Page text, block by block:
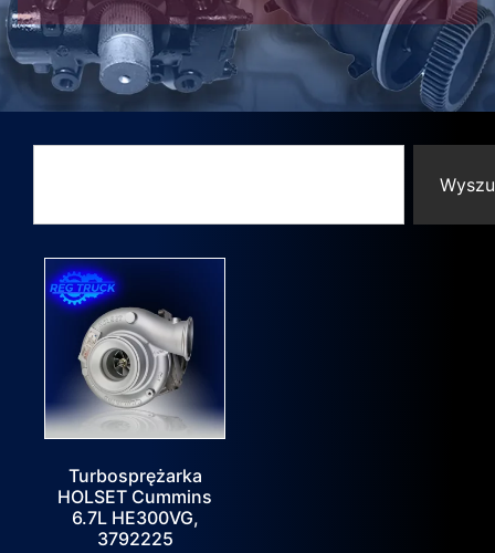
Turbosprężarka
HOLSET Cummins
6.7L HE300VG,
3792225